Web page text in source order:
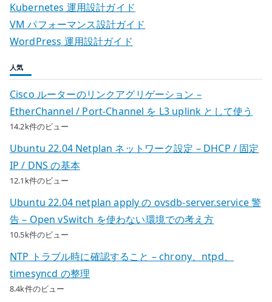
Kubernetes 運用設計ガイド
VM パフォーマンス設計ガイド
WordPress 運用設計ガイド
人気
Cisco ルーターのリンクアグリゲーション –
EtherChannel / Port-Channel を L3 uplink として使う
14.2k件のビュー
Ubuntu 22.04 Netplan ネットワーク設定 – DHCP / 固定
IP / DNS の基本
12.1k件のビュー
Ubuntu 22.04 netplan apply の ovsdb-server.service 警
告 – Open vSwitch を使わない環境での考え方
10.5k件のビュー
NTP トラブル時に確認すること – chrony、ntpd、
timesyncd の整理
8.4k件のビュー